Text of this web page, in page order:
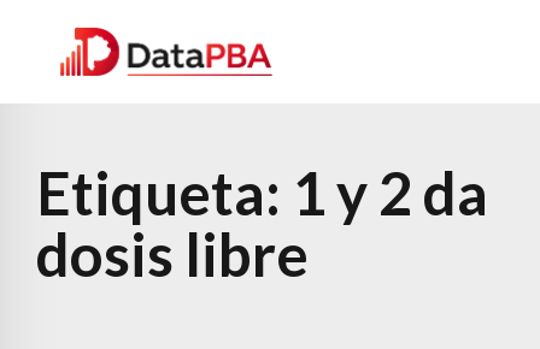
Etiqueta: 1 y 2 da
dosis libre